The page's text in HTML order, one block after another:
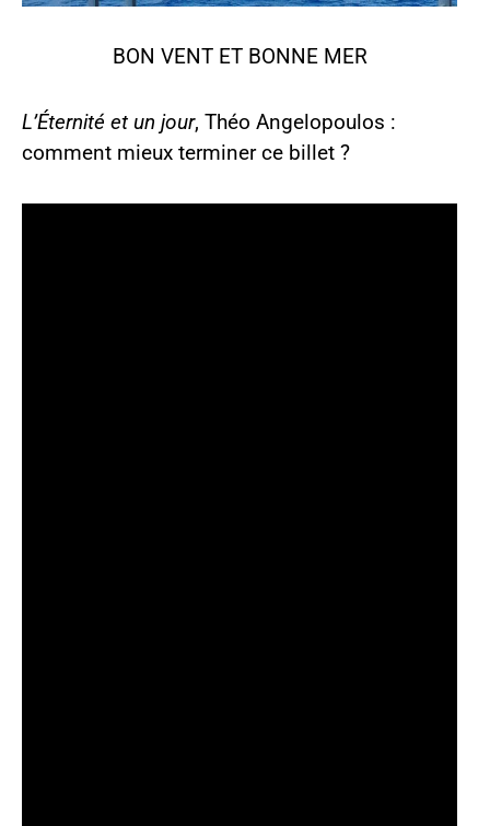
BON VENT ET BONNE MER
L’Éternité et un jour, Théo Angelopoulos :
comment mieux terminer ce billet ?